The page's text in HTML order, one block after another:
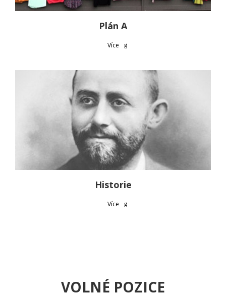
Plán A
Více
Historie
Více
VOLNÉ POZICE